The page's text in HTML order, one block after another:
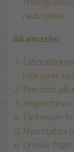
nedvszívás.
Alkalmazás:
műszerek
Precíziós
Hegesztési
Élelmiszer-
Nyomtatási
Orvosi/